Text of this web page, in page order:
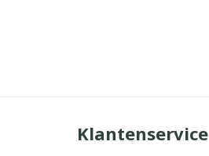
Klantenservice